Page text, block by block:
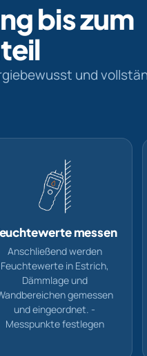
bis zum
und
messen
Anschließend werden
Feuchtewerte in Estrich,
Dämmlage und
gemessen
und eingeordnet. -
Messpunkte festlegen